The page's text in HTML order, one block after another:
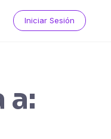
Iniciar Sesión
a: